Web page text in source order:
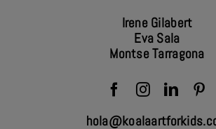
Irene Gilabert
Eva Sala
Montse Tarragona